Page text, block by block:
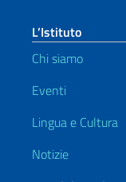
L’Istituto
Chi siamo
Eventi
Lingua e Cultura
Notizie